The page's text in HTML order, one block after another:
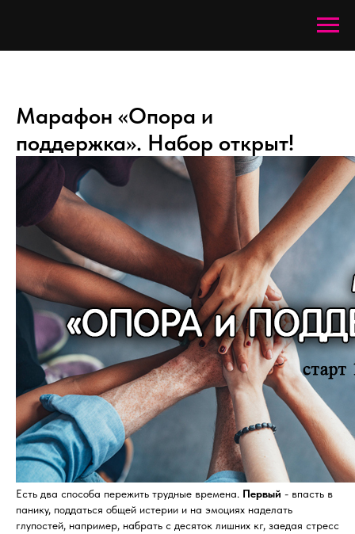
Марафон «Опора и
поддержка». Набор открыт!
Есть два способа пережить трудные времена. Первый - впасть в
панику, поддаться общей истерии и на эмоциях наделать
глупостей, например, набрать с десяток лишних кг, заедая стресс